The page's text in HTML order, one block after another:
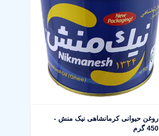
روغن حیوانی کرمانشاهی نیک منش -
450 گرم